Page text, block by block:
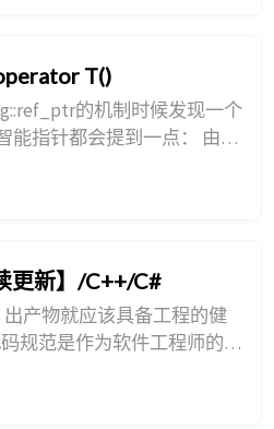
learnOSG 当时整理的时
T()
的机制时候发现一个
能指针都会提到一点： 由于
的裸指针是否为空，需要这
是os...
更新】/C++/C#
产物就应该具备工程的健
规范是作为软件工程师的职
中种种客观条件约束下导致